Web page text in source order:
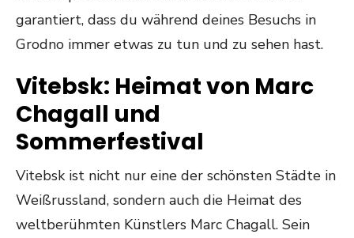
garantiert, dass du während deines Besuchs in
Grodno immer etwas zu tun und zu sehen hast.
Vitebsk: Heimat von Marc
Chagall und
Sommerfestival
Vitebsk ist nicht nur eine der schönsten Städte in
Weißrussland, sondern auch die Heimat des
weltberühmten Künstlers Marc Chagall. Sein